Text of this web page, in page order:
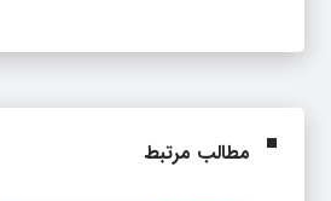
مطالب مرتبط